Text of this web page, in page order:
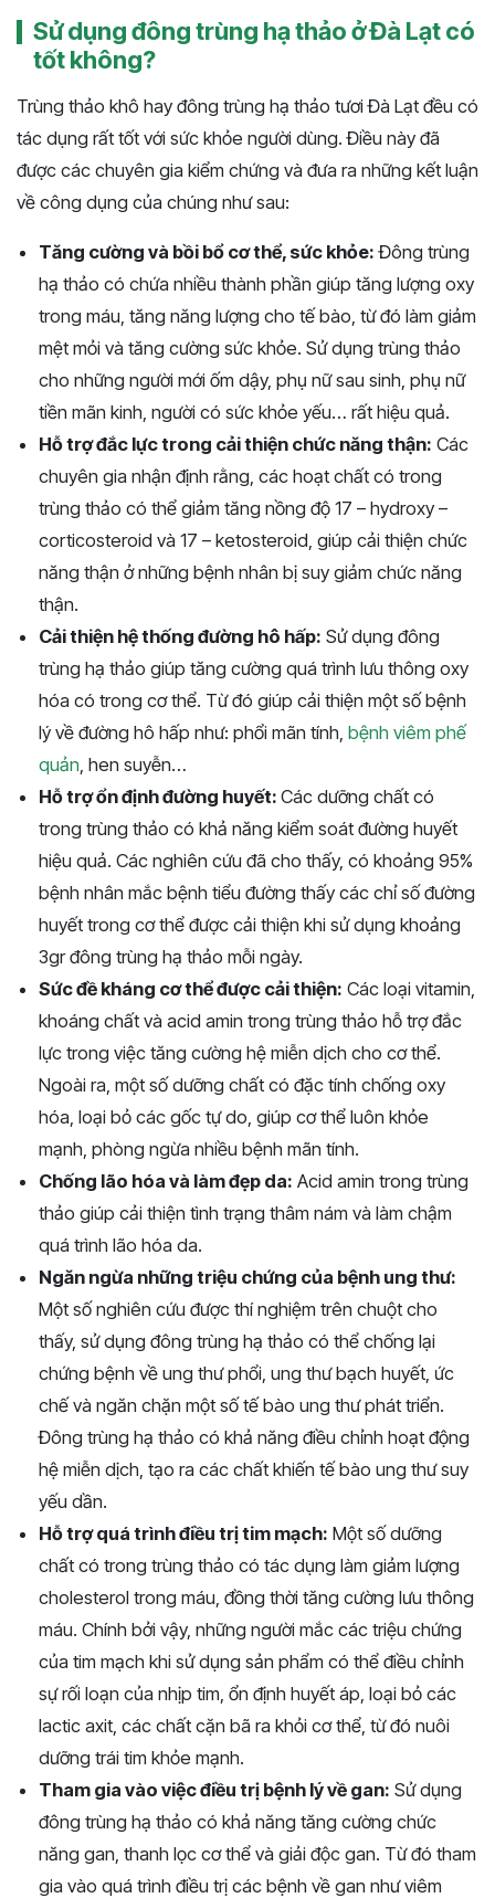
Sử dụng đông trùng hạ thảo ở Đà Lạt có
tốt không?
Trùng thảo khô hay đông trùng hạ thảo tươi Đà Lạt đều có
tác dụng rất tốt với sức khỏe người dùng. Điều này đã
được các chuyên gia kiểm chứng và đưa ra những kết luận
về công dụng của chúng như sau:
Tăng cường và bồi bổ cơ thể, sức khỏe: Đông trùng
hạ thảo có chứa nhiều thành phần giúp tăng lượng oxy
trong máu, tăng năng lượng cho tế bào, từ đó làm giảm
mệt mỏi và tăng cường sức khỏe. Sử dụng trùng thảo
cho những người mới ốm dậy, phụ nữ sau sinh, phụ nữ
tiền mãn kinh, người có sức khỏe yếu… rất hiệu quả.
Hỗ trợ đắc lực trong cải thiện chức năng thận: Các
chuyên gia nhận định rằng, các hoạt chất có trong
trùng thảo có thể giảm tăng nồng độ 17 – hydroxy –
corticosteroid và 17 – ketosteroid, giúp cải thiện chức
năng thận ở những bệnh nhân bị suy giảm chức năng
thận.
Cải thiện hệ thống đường hô hấp: Sử dụng đông
trùng hạ thảo giúp tăng cường quá trình lưu thông oxy
hóa có trong cơ thể. Từ đó giúp cải thiện một số bệnh
lý về đường hô hấp như: phổi mãn tính, bệnh viêm phế
quản, hen suyễn…
Hỗ trợ ổn định đường huyết: Các dưỡng chất có
trong trùng thảo có khả năng kiểm soát đường huyết
hiệu quả. Các nghiên cứu đã cho thấy, có khoảng 95%
bệnh nhân mắc bệnh tiểu đường thấy các chỉ số đường
huyết trong cơ thể được cải thiện khi sử dụng khoảng
3gr đông trùng hạ thảo mỗi ngày.
Sức đề kháng cơ thể được cải thiện: Các loại vitamin,
khoáng chất và acid amin trong trùng thảo hỗ trợ đắc
lực trong việc tăng cường hệ miễn dịch cho cơ thể.
Ngoài ra, một số dưỡng chất có đặc tính chống oxy
hóa, loại bỏ các gốc tự do, giúp cơ thể luôn khỏe
mạnh, phòng ngừa nhiều bệnh mãn tính.
Chống lão hóa và làm đẹp da: Acid amin trong trùng
thảo giúp cải thiện tình trạng thâm nám và làm chậm
quá trình lão hóa da.
Ngăn ngừa những triệu chứng của bệnh ung thư:
Một số nghiên cứu được thí nghiệm trên chuột cho
thấy, sử dụng đông trùng hạ thảo có thể chống lại
chứng bệnh về ung thư phổi, ung thư bạch huyết, ức
chế và ngăn chặn một số tế bào ung thư phát triển.
Đông trùng hạ thảo có khả năng điều chỉnh hoạt động
hệ miễn dịch, tạo ra các chất khiến tế bào ung thư suy
yếu dần.
Hỗ trợ quá trình điều trị tim mạch: Một số dưỡng
chất có trong trùng thảo có tác dụng làm giảm lượng
cholesterol trong máu, đồng thời tăng cường lưu thông
máu. Chính bởi vậy, những người mắc các triệu chứng
của tim mạch khi sử dụng sản phẩm có thể điều chỉnh
sự rối loạn của nhịp tim, ổn định huyết áp, loại bỏ các
lactic axit, các chất cặn bã ra khỏi cơ thể, từ đó nuôi
dưỡng trái tim khỏe mạnh.
Tham gia vào việc điều trị bệnh lý về gan: Sử dụng
đông trùng hạ thảo có khả năng tăng cường chức
năng gan, thanh lọc cơ thể và giải độc gan. Từ đó tham
gia vào quá trình điều trị các bệnh về gan như viêm